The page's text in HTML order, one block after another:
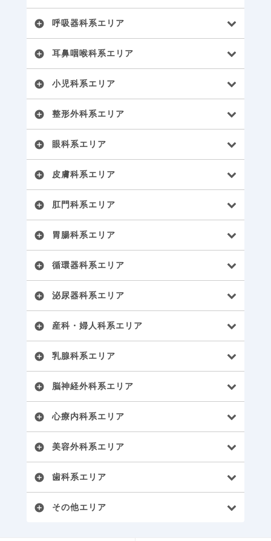
add_circle 呼吸器科系エリア
add_circle 耳鼻咽喉科系エリア
add_circle 小児科系エリア
add_circle 整形外科系エリア
add_circle 眼科系エリア
add_circle 皮膚科系エリア
add_circle 肛門科系エリア
add_circle 胃腸科系エリア
add_circle 循環器科系エリア
add_circle 泌尿器科系エリア
add_circle 産科・婦人科系エリア
add_circle 乳腺科系エリア
add_circle 脳神経外科系エリア
add_circle 心療内科系エリア
add_circle 美容外科系エリア
add_circle 歯科系エリア
add_circle その他エリア